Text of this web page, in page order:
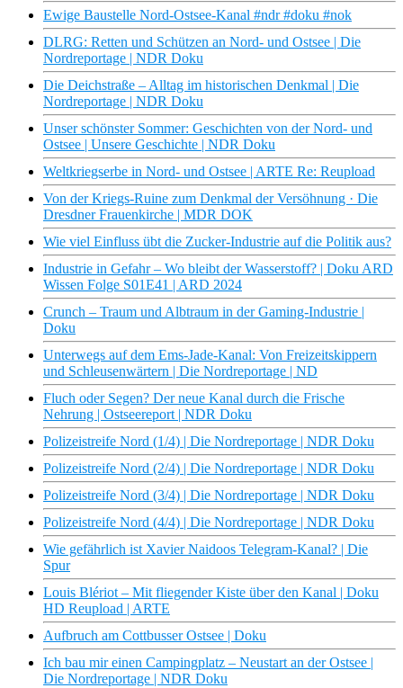
Ewige Baustelle Nord-Ostsee-Kanal #ndr #doku #nok
DLRG: Retten und Schützen an Nord- und Ostsee | Die
Nordreportage | NDR Doku
Die Deichstraße – Alltag im historischen Denkmal | Die
Nordreportage | NDR Doku
Unser schönster Sommer: Geschichten von der Nord- und
Ostsee | Unsere Geschichte | NDR Doku
Weltkriegserbe in Nord- und Ostsee | ARTE Re: Reupload
Von der Kriegs-Ruine zum Denkmal der Versöhnung · Die
Dresdner Frauenkirche | MDR DOK
Wie viel Einfluss übt die Zucker-Industrie auf die Politik aus?
Industrie in Gefahr – Wo bleibt der Wasserstoff? | Doku ARD
Wissen Folge S01E41 | ARD 2024
Crunch – Traum und Albtraum in der Gaming-Industrie |
Doku
Unterwegs auf dem Ems-Jade-Kanal: Von Freizeitskippern
und Schleusenwärtern | Die Nordreportage | ND
Fluch oder Segen? Der neue Kanal durch die Frische
Nehrung | Ostseereport | NDR Doku
Polizeistreife Nord (1/4) | Die Nordreportage | NDR Doku
Polizeistreife Nord (2/4) | Die Nordreportage | NDR Doku
Polizeistreife Nord (3/4) | Die Nordreportage | NDR Doku
Polizeistreife Nord (4/4) | Die Nordreportage | NDR Doku
Wie gefährlich ist Xavier Naidoos Telegram-Kanal? | Die
Spur
Louis Blériot – Mit fliegender Kiste über den Kanal | Doku
HD Reupload | ARTE
Aufbruch am Cottbusser Ostsee | Doku
Ich bau mir einen Campingplatz – Neustart an der Ostsee |
Die Nordreportage | NDR Doku